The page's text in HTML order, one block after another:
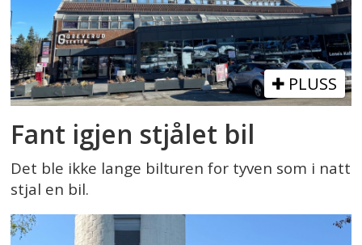
PLUSS
Fant igjen stjålet bil
Det ble ikke lange bilturen for tyven som i natt
stjal en bil.